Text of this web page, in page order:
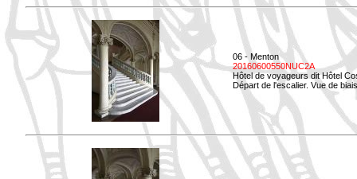
06 - Menton
20160600550NUC2A
Hôtel de voyageurs dit Hôtel
Départ de l'escalier. Vue de